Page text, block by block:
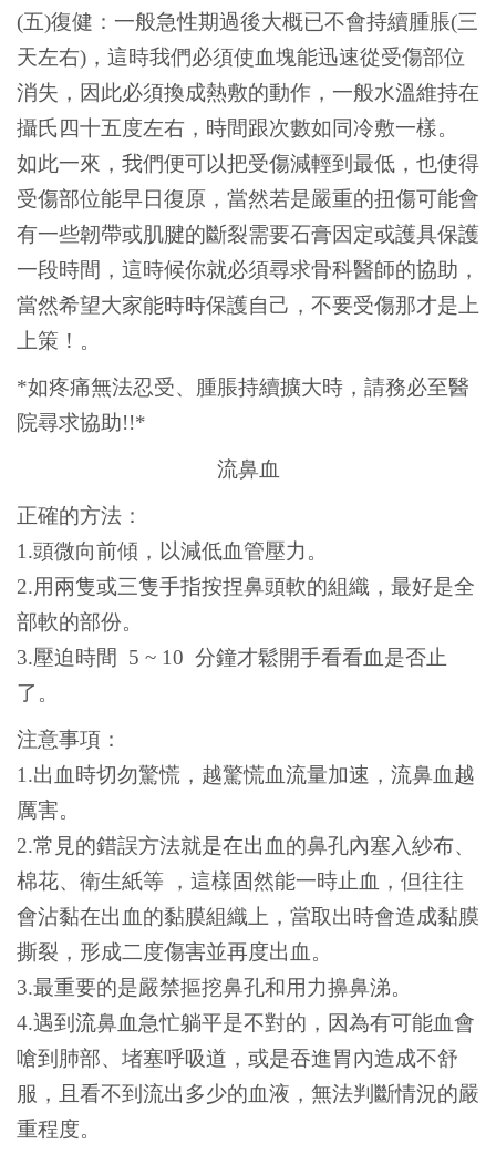
(五)復健：一般急性期過後大概已不會持續腫脹(三
天左右)，這時我們必須使血塊能迅速從受傷部位
消失，因此必須換成熱敷的動作，一般水溫維持在
攝氏四十五度左右，時間跟次數如同冷敷一樣。
如此一來，我們便可以把受傷減輕到最低，也使得
受傷部位能早日復原，當然若是嚴重的扭傷可能會
有一些韌帶或肌腱的斷裂需要石膏因定或護具保護
一段時間，這時候你就必須尋求骨科醫師的協助，
當然希望大家能時時保護自己，不要受傷那才是上
上策！。
*如疼痛無法忍受、腫脹持續擴大時，請務必至醫
院尋求協助!!*
流鼻血
正確的方法：
1.頭微向前傾，以減低血管壓力。
2.用兩隻或三隻手指按捏鼻頭軟的組織，最好是全
部軟的部份。
3.壓迫時間 5 ~ 10 分鐘才鬆開手看看血是否止
了。
注意事項：
1.出血時切勿驚慌，越驚慌血流量加速，流鼻血越
厲害。
2.常見的錯誤方法就是在出血的鼻孔內塞入紗布、
棉花、衛生紙等 ，這樣固然能一時止血，但往往
會沾黏在出血的黏膜組織上，當取出時會造成黏膜
撕裂，形成二度傷害並再度出血。
3.最重要的是嚴禁摳挖鼻孔和用力擤鼻涕。
4.遇到流鼻血急忙躺平是不對的，因為有可能血會
嗆到肺部、堵塞呼吸道，或是吞進胃內造成不舒
服，且看不到流出多少的血液，無法判斷情況的嚴
重程度。